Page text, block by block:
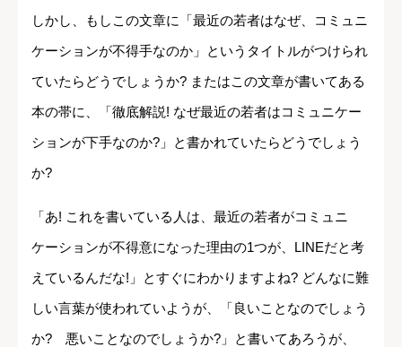
しかし、もしこの文章に「最近の若者はなぜ、コミュニ
ケーションが不得手なのか」というタイトルがつけられ
ていたらどうでしょうか? またはこの文章が書いてある
本の帯に、「徹底解説! なぜ最近の若者はコミュニケー
ションが下手なのか?」と書かれていたらどうでしょう
か?
「あ! これを書いている人は、最近の若者がコミュニ
ケーションが不得意になった理由の1つが、LINEだと考
えているんだな!」とすぐにわかりますよね? どんなに難
しい言葉が使われていようが、「良いことなのでしょう
か? 悪いことなのでしょうか?」と書いてあろうが、